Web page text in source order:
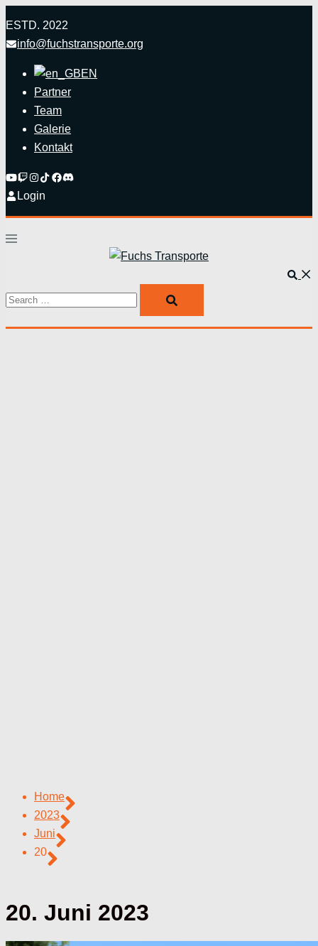
Inhalt
springen
ESTD. 2022
info@fuchstransporte.org
EN
Partner
Team
Galerie
Kontakt
Login
Menü
Suche
Search…
Home
2023
Juni
20
20. Juni 2023